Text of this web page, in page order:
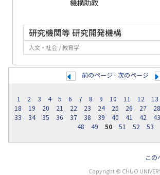
機構助教
研究機関等 研究開発機構
人文・社会 / 教育学
前のページ-次のページ
1 2 3 4 5 6 7 8 9 10 11 12 13
18
19 20 21 22 23 24 25 26 27 28
33
34 35 36 37 38 39 40 41 42 43
48
49 50 51 52 53
こ
Copyright © CHUO